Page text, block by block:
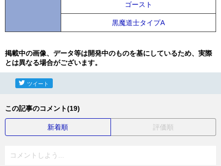
ゴースト
黒魔道士タイプA
掲載中の画像、データ等は開発中のものを基にしているため、実際
とは異なる場合がございます。
ツイート
この記事のコメント(19)
新着順 評価順
コメントしよう...